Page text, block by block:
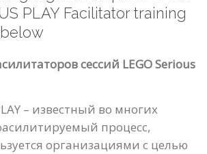
PLAY Facilitator training
сессий LEGO Serious
– известный во многих
процесс,
организациями с целью